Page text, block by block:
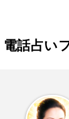
電話占い